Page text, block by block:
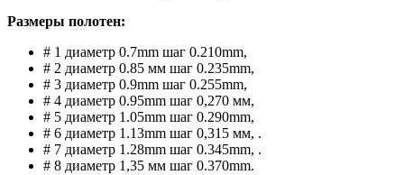
Размеры полотен:
# 1 диаметр 0.7mm шаг 0.210mm,
# 2 диаметр 0.85 мм шаг 0.235mm,
# 3 диаметр 0.9mm шаг 0.255mm,
# 4 диаметр 0.95mm шаг 0,270 мм,
# 5 диаметр 1.05mm шаг 0.290mm,
# 6 диаметр 1.13mm шаг 0,315 мм, .
# 7 диаметр 1.28mm шаг 0.345mm, .
# 8 диаметр 1,35 мм шаг 0.370mm.